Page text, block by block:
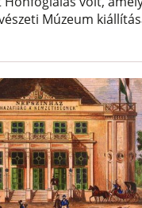
Múzeum